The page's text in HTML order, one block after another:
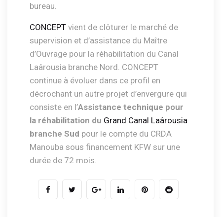
bureau.
CONCEPT vient de clôturer le marché de
supervision et d’assistance du Maître
d’Ouvrage pour la réhabilitation du Canal
Laârousia branche Nord. CONCEPT
continue à évoluer dans ce profil en
décrochant un autre projet d’envergure qui
consiste en l’Assistance technique pour
la réhabilitation du Grand Canal Laârousia
branche Sud pour le compte du CRDA
Manouba sous financement KFW sur une
durée de 72 mois.